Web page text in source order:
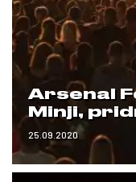
Arsenal
Minji,
25.09.2020